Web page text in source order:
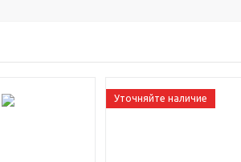
Уточняйте наличие